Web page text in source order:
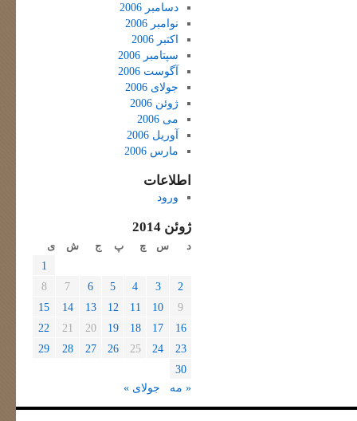
دسامبر 2006
نوامبر 2006
اکتبر 2006
سپتامبر 2006
آگوست 2006
جولای 2006
ژوئن 2006
می 2006
آوریل 2006
مارس 2006
اطلاعات
ورود
ژوئن 2014
د س چ پ ج ش ی
1
2
3
4
5
6
7
8
9
10
11
12
13
14
15
16
17
18
19
20
21
22
23
24
25
26
27
28
29
30
« مه
جولای »